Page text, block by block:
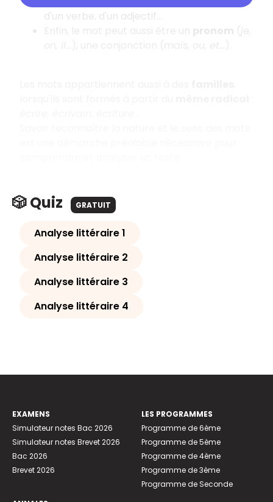
d'un verbe, d'un adjectif...
🎲 Quiz GRATUIT
Analyse littéraire 1
Analyse littéraire 2
Analyse littéraire 3
Analyse littéraire 4
EXAMENS
Simulateur notes Bac 2026
Simulateur notes Brevet 2026
Bac 2026
Brevet 2026
LES PROGRAMMES
Programme de 6ème
Programme de 5ème
Programme de 4ème
Programme de 3ème
Programme de Seconde